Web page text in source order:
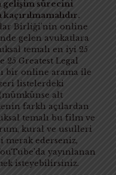
gelişim sürecini
Birliği’nin online
gelen avukatlara
temalı en iyi 25
Greatest Legal
bir online arama ile
listelerdeki
alt
farklı açılardan
temalı bu film ve
kural ve usulleri
merak ederseniz,
yayınlanan
isteyebilirsiniz.